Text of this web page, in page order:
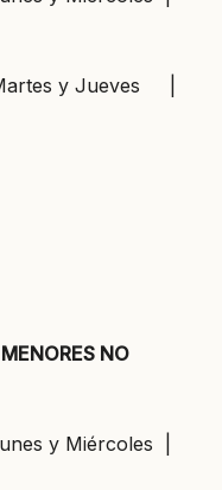
y Jueves |
NO
y Miércoles |